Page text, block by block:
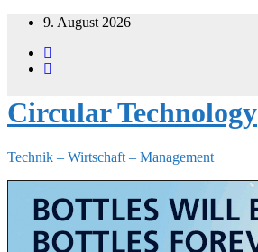
Zum
springen
9. August 2026
Circular Technology
Technik – Wirtschaft – Management